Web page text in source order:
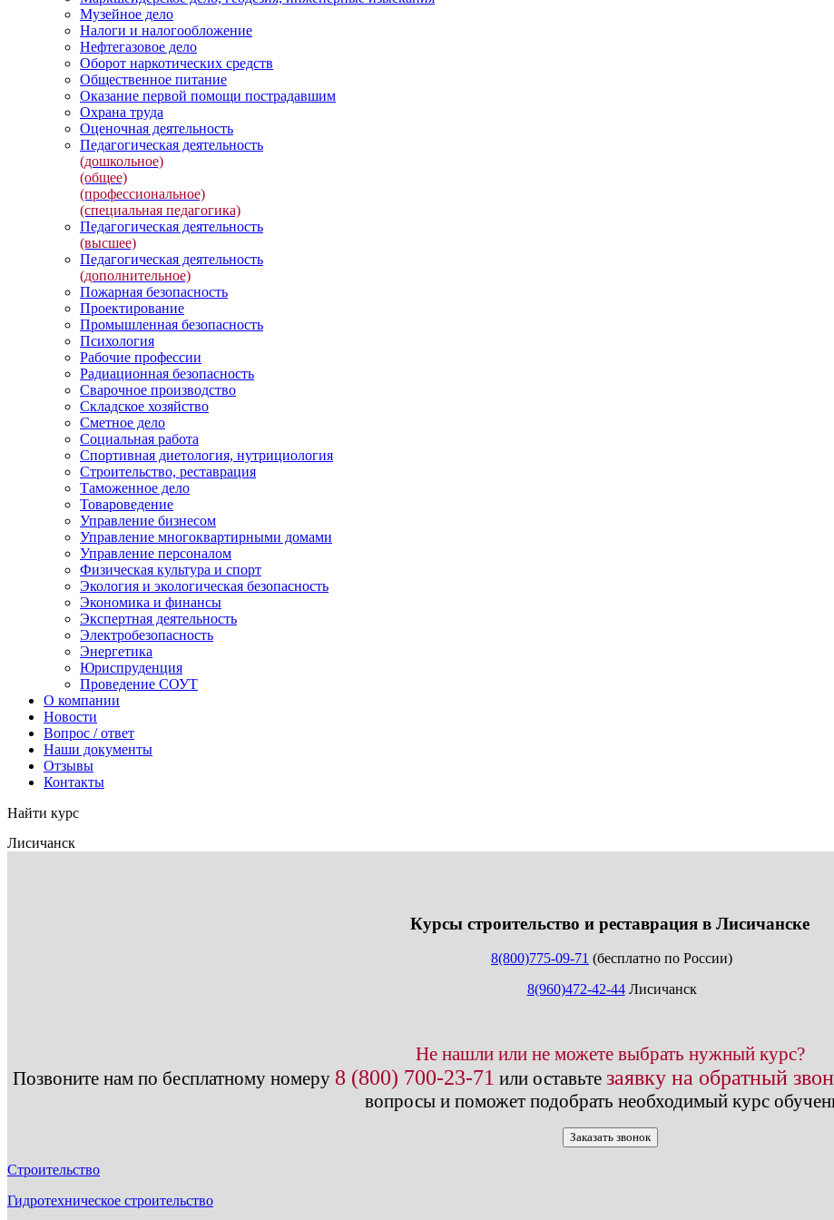
Музейное дело
Налоги и налогообложение
Нефтегазовое дело
Оборот наркотических средств
Общественное питание
Оказание первой помощи пострадавшим
Охрана труда
Оценочная деятельность
Педагогическая деятельность
(дошкольное)
(общее)
(профессиональное)
(специальная педагогика)
Педагогическая деятельность
(высшее)
Педагогическая деятельность
(дополнительное)
Пожарная безопасность
Проектирование
Промышленная безопасность
Психология
Рабочие профессии
Радиационная безопасность
Сварочное производство
Складское хозяйство
Сметное дело
Социальная работа
Спортивная диетология, нутрициология
Строительство, реставрация
Таможенное дело
Товароведение
Управление бизнесом
Управление многоквартирными домами
Управление персоналом
Физическая культура и спорт
Экология и экологическая безопасность
Экономика и финансы
Экспертная деятельность
Электробезопасность
Энергетика
Юриспруденция
Проведение СОУТ
О компании
Новости
Вопрос / ответ
Наши документы
Отзывы
Контакты
Найти курс
Лисичанск
Курсы строительство и реставрация в Лисичанске
8(800)775-09-71 (бесплатно по России)
8(960)472-42-44Лисичанск
Не нашли или не можете выбрать нужный курс?
Позвоните нам по бесплатному номеру 8 (800) 700-23-71 или оставьте заявку на обратный
вопросы и поможет подобрать необходимый курс
Заказать звонок
Строительство
Гидротехническое строительство